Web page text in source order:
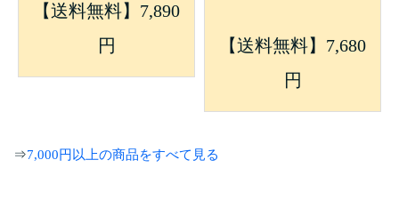
【送料無料】7,890
円
【送料無料】7,680
円
⇒7,000円以上の商品をすべて見る